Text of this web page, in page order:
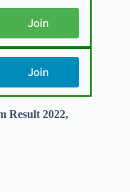
Join
Join
Result 2022,